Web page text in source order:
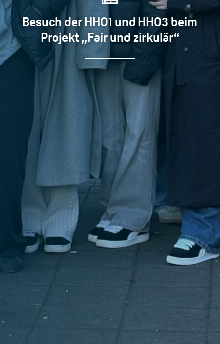
Besuch der HHO1 und HHO3 beim
Projekt „Fair und zirkulär“